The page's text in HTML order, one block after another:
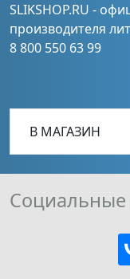
SLIKSHOP.RU -
производителя
8 800 550 63 99
В МАГАЗИН